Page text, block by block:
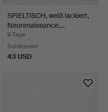
SPIELTISCH, weiß lackiert,
Neorenaissance,…
9 Tage
Schätzwert
43 USD